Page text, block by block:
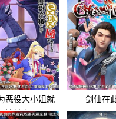
恶役大小姐就
该养魔王
剑仙在